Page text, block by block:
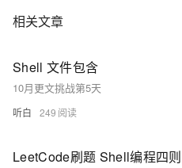
相关文章
Shell 文件包含
10月更文挑战第5天
听白 249